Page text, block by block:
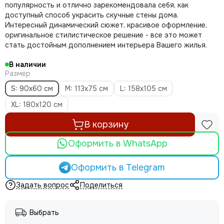
популярность и отлично зарекомендовала себя, как
доступный способ украсить скучные стены дома.
Интересный динамический сюжет, красивое оформление,
оригинальное стилистическое решение - все это может
стать достойным дополнением интерьера Вашего жилья.
В наличии
Размер
S: 90х60 см
M: 113х75 см
L: 158х105 см
XL: 180х120 см
В корзину
Оформить в WhatsApp
Оформить в Telegram
Задать вопрос Поделиться
Выбрать